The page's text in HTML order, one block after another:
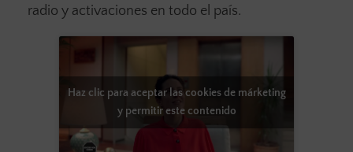
radio y activaciones en todo el país.
Haz clic para aceptar las cookies de márketing
y permitir este contenido